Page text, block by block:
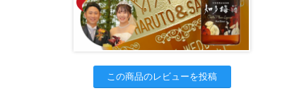
この商品のレビューを投稿